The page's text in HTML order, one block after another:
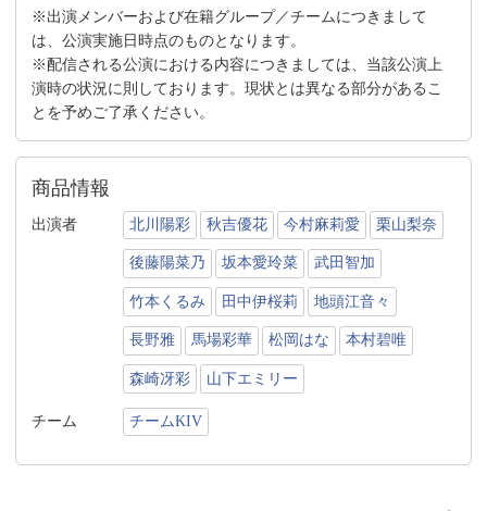
※出演メンバーおよび在籍グループ／チームにつきまして
は、公演実施日時点のものとなります。
※配信される公演における内容につきましては、当該公演上
演時の状況に則しております。現状とは異なる部分があるこ
とを予めご了承ください。
商品情報
出演者 北川陽彩 秋吉優花 今村麻莉愛 栗山梨奈
後藤陽菜乃 坂本愛玲菜 武田智加
竹本くるみ 田中伊桜莉 地頭江音々
長野雅 馬場彩華 松岡はな 本村碧唯
森崎冴彩 山下エミリー
チーム チームKIV